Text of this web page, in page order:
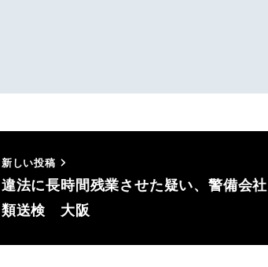
新しい投稿
違法に長時間残業させた疑い、警備会
類送検 大阪